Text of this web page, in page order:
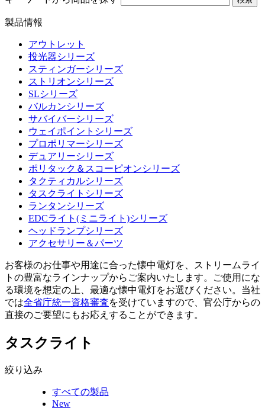
製品情報
アウトレット
投光器シリーズ
スティンガーシリーズ
ストリオンシリーズ
SLシリーズ
バルカンシリーズ
サバイバーシリーズ
ウェイポイントシリーズ
プロポリマーシリーズ
デュアリーシリーズ
ポリタック＆スコーピオンシリーズ
タクティカルシリーズ
タスクライトシリーズ
ランタンシリーズ
EDCライト(ミニライト)シリーズ
ヘッドランプシリーズ
アクセサリー＆パーツ
お客様のお仕事や用途に合った懐中電灯を、ストリームライ
トの豊富なラインナップからご案内いたします。ご使用にな
る環境を想定の上、最適な懐中電灯をお選びください。当社
では全省庁統一資格審査を受けていますので、官公庁からの
直接のご要望にもお応えすることができます。
タスクライト
絞り込み
すべての製品
New